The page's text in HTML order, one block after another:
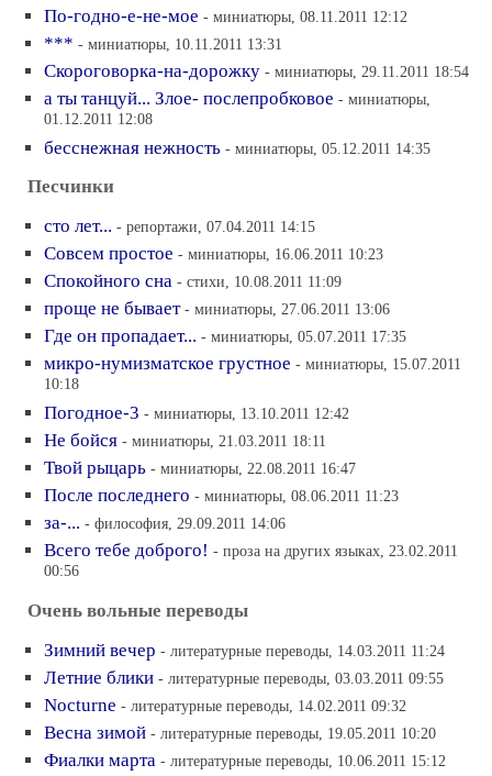
По-годно-е-не-мое - миниатюры, 08.11.2011 12:12
*** - миниатюры, 10.11.2011 13:31
Скороговорка-на-дорожку - миниатюры, 29.11.2011 18:54
а ты танцуй... Злое- послепробковое - миниатюры,
01.12.2011 12:08
бесснежная нежность - миниатюры, 05.12.2011 14:35
Песчинки
сто лет... - репортажи, 07.04.2011 14:15
Совсем простое - миниатюры, 16.06.2011 10:23
Спокойного сна - стихи, 10.08.2011 11:09
проще не бывает - миниатюры, 27.06.2011 13:06
Где он пропадает... - миниатюры, 05.07.2011 17:35
микро-нумизматское грустное - миниатюры, 15.07.2011
10:18
Погодное-3 - миниатюры, 13.10.2011 12:42
Не бойся - миниатюры, 21.03.2011 18:11
Твой рыцарь - миниатюры, 22.08.2011 16:47
После последнего - миниатюры, 08.06.2011 11:23
за-... - философия, 29.09.2011 14:06
Всего тебе доброго! - проза на других языках, 23.02.2011
00:56
Очень вольные переводы
Зимний вечер - литературные переводы, 14.03.2011 11:24
Летние блики - литературные переводы, 03.03.2011 09:55
Nocturne - литературные переводы, 14.02.2011 09:32
Весна зимой - литературные переводы, 19.05.2011 10:20
Фиалки марта - литературные переводы, 10.06.2011 15:12